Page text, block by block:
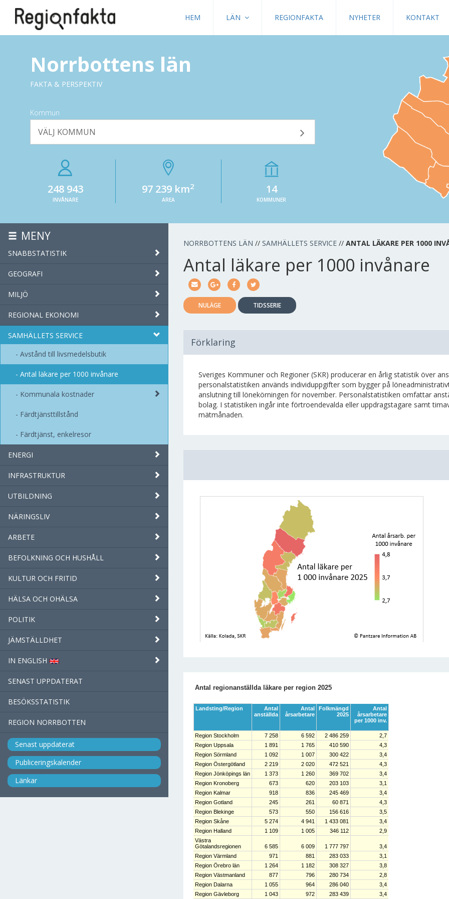
HEM LÄN REGIONFAKTA NYHETER KONTAKT
Norrbottens län
FAKTA & PERSPEKTIV
Kommun
VÄLJ KOMMUN
248 943
INVÅNARE
97 239 km2
AREA
14
KOMMUNER
MENY
SNABBSTATISTIK
GEOGRAFI
MILJÖ
REGIONAL EKONOMI
SAMHÄLLETS SERVICE
Avstånd till livsmedelsbutik
Antal läkare per 1000 invånare
Kommunala kostnader
Färdtjänsttillstånd
Färdtjänst, enkelresor
ENERGI
INFRASTRUKTUR
UTBILDNING
NÄRINGSLIV
ARBETE
BEFOLKNING OCH HUSHÅLL
KULTUR OCH FRITID
HÄLSA OCH OHÄLSA
POLITIK
JÄMSTÄLLDHET
IN ENGLISH
SENAST UPPDATERAT
BESÖKSSTATISTIK
REGION NORRBOTTEN
Senast uppdaterat
Publiceringskalender
Länkar
NORRBOTTENS LÄN // SAMHÄLLETS SERVICE // ANTAL LÄKARE PER 1000
Antal läkare per 1000 invånare
NULÄGE TIDSSERIE
Förklaring
Sveriges Kommuner och Regioner (SKR) producerar en årlig statistik över
personalstatistiken används individuppgifter som bygger på
anslutning till lönekörningen för november. Personalstatistiken omfattar
bolag. I statistiken ingår inte förtroendevalda eller uppdragstagare samt
mätmånaden.
Antal regionanställda läkare per region 2025
Landsting/Region
Antal
anställda
Antal
årsarbetare
Folkmängd
2025
Antal
årsarbetare
per 1000 inv.
Region Stockholm 7 258 6 592 2 486 259
2,7
Region Uppsala
1 891 1 765 410 590
4,3
Region Sörmland
1 092 1 007 300 422
3,4
Region Östergötland
2 219 2 020 472 521
4,3
Region Jönköpings län
1 373 1 260 369 702
3,4
Region Kronoberg
673 620 203 103
3,1
Region Kalmar
918 836 245 469
3,4
Region Gotland
245 261 60 871
4,3
Region Blekinge
573 550 156 616
3,5
Region Skåne
5 274 4 941 1 433 081
3,4
Region Halland
1 109 1 005 346 112
2,9
Västra
Götalandsregionen
6 585 6 009 1 777 797
3,4
Region Värmland
971 881 283 033
3,1
Region Örebro län
1 264 1 182 308 327
3,8
Region Västmanland
877 796 280 734
2,8
Region Dalarna
1 055 964 286 040
3,4
Region Gävleborg
1 043 972 283 439 3,4